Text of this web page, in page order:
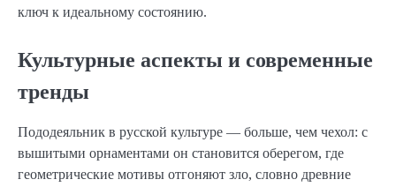
ключ к идеальному состоянию.
Культурные аспекты и современные
тренды
Пододеяльник в русской культуре — больше, чем чехол: с
вышитыми орнаментами он становится оберегом, где
геометрические мотивы отгоняют зло, словно древние